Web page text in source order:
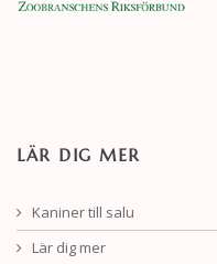
LÄR DIG MER
Kaniner till salu
Lär dig mer